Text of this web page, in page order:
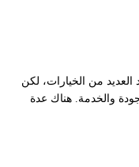
العديد من الخيارات، لكن
والخدمة. هناك عدة